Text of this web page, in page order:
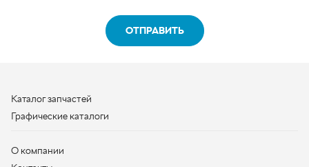
Контактная информация
+7 (950) 730-92-10
uralavtozap@yandex.ru